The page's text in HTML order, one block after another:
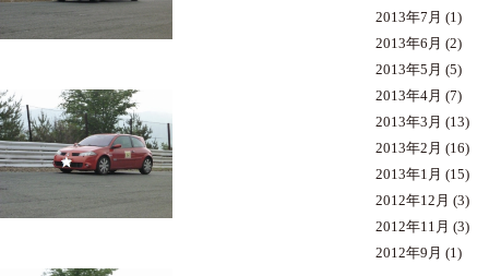
2013年7月 (1)
2013年6月 (2)
2013年5月 (5)
2013年4月 (7)
2013年3月 (13)
2013年2月 (16)
2013年1月 (15)
2012年12月 (3)
2012年11月 (3)
2012年9月 (1)